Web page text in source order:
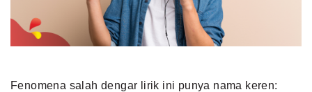
Fenomena salah dengar lirik ini punya nama keren: